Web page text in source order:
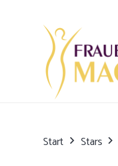
Start Stars